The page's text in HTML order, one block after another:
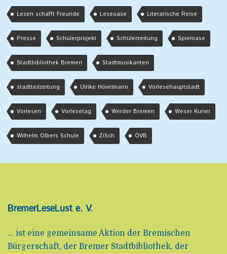
Lesen schafft Freunde Leseoase Literarische Reise
Presse Schülerprojekt Schülerzeitung Spieloase
Stadtbibliothek Bremen Stadtmusikanten
stadtteilzeitung Ulrike Hövelmann Vorlesehauptstadt
Vorlesen Vorlesetag Werder Bremen Weser Kurier
Wilhelm Olbers Schule ZiSch ÖVB
BremerLeseLust e. V.
... ist eine gemeinsame Aktion der Bremischen
Bürgerschaft, der Bremer Stadtbibliothek, der